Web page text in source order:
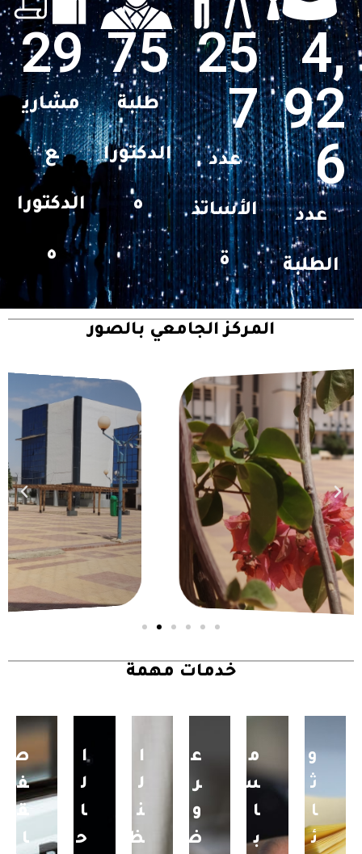
4,
92
6
عدد
الطلبة
25
7
عدد
الأساتذ
ة
75
طلبة
الدكتورا
ه
29
مشاري
ع
الدكتورا
ه
المركز الجامعي بالصور
خدمات مهمة
و
ث
ا
ئ
م
س
ا
ب
ع
ر
و
ض
ا
ل
ن
ظ
ا
ل
ا
ح
ص
ف
ق
ا